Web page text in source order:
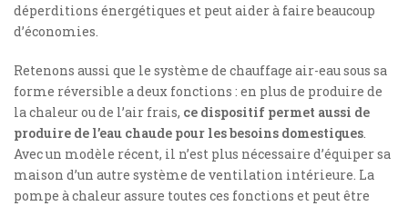
déperditions énergétiques et peut aider à faire beaucoup
d’économies.
Retenons aussi que le système de chauffage air-eau sous sa
forme réversible a deux fonctions : en plus de produire de
la chaleur ou de l’air frais, ce dispositif permet aussi de
produire de l’eau chaude pour les besoins domestiques.
Avec un modèle récent, il n’est plus nécessaire d’équiper sa
maison d’un autre système de ventilation intérieure. La
pompe à chaleur assure toutes ces fonctions et peut être